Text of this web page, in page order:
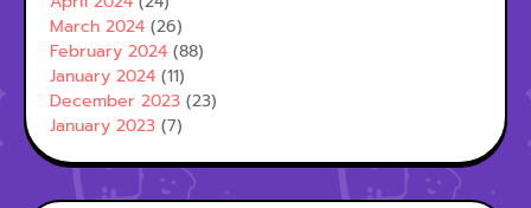
March 2024 (26)
February 2024 (88)
January 2024 (11)
December 2023 (23)
January 2023 (7)